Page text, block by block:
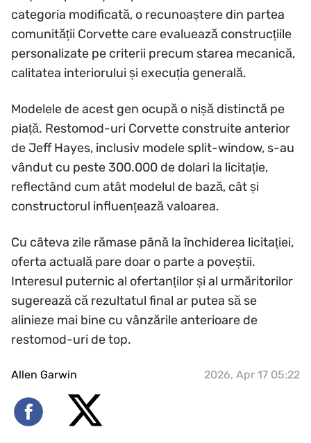
categoria modificată, o recunoaștere din partea
comunității Corvette care evaluează construcțiile
personalizate pe criterii precum starea mecanică,
calitatea interiorului și execuția generală.
Modelele de acest gen ocupă o nișă distinctă pe
piață. Restomod-uri Corvette construite anterior
de Jeff Hayes, inclusiv modele split-window, s-au
vândut cu peste 300.000 de dolari la licitație,
reflectând cum atât modelul de bază, cât și
constructorul influențează valoarea.
Cu câteva zile rămase până la închiderea licitației,
oferta actuală pare doar o parte a poveștii.
Interesul puternic al ofertanților și al urmăritorilor
sugerează că rezultatul final ar putea să se
alinieze mai bine cu vânzările anterioare de
restomod-uri de top.
Allen Garwin 2026, Apr 17 05:22